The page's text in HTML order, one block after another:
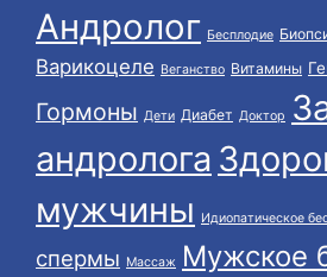
Андролог Бесплодие
Варикоцеле Веганство Витамины
Гормоны Дети Диабет Доктор
андролога
мужчины
Идиопатическое
спермы Массаж Мужское